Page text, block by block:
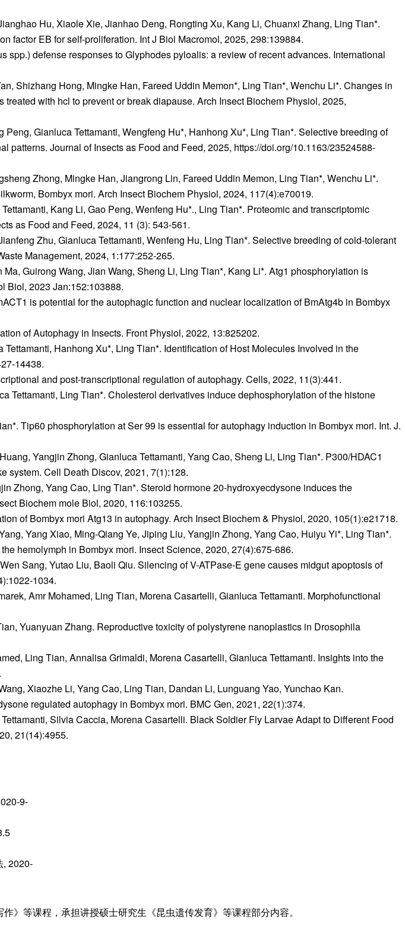
Hu, Xiaole Xie, Jianhao Deng, Rongting Xu, Kang Li, Chuanxi Zhang, Ling Tian*.
factor EB for self-proliferation. Int J Biol Macromol, 2025, 298:139884.
defense responses to Glyphodes pyloalis: a review of recent advances. International
Shizhang Hong, Mingke Han, Fareed Uddin Memon*, Ling Tian*, Wenchu Li*. Changes in
with hcl to prevent or break diapause. Arch Insect Biochem Physiol, 2025,
Gianluca Tettamanti, Wengfeng Hu*, Hanhong Xu*, Ling Tian*. Selective breeding of
Journal of Insects as Food and Feed, 2025, https://doi.org/10.1163/23524588-
Zhong, Mingke Han, Jiangrong Lin, Fareed Uddin Memon, Ling Tian*, Wenchu Li*.
Bombyx mori. Arch Insect Biochem Physiol, 2024, 117(4):e70019.
Kang Li, Gao Peng, Wenfeng Hu*., Ling Tian*. Proteomic and transcriptomic
as Food and Feed, 2024, 11 (3): 543-561.
Zhu, Gianluca Tettamanti, Wenfeng Hu, Ling Tian*. Selective breeding of cold-tolerant
Management, 2024, 1:177:252-265.
Guirong Wang, Jian Wang, Sheng Li, Ling Tian*, Kang Li*. Atg1 phosphorylation is
Biol, 2023 Jan:152:103888.
is potential for the autophagic function and nuclear localization of BmAtg4b in Bombyx
of Autophagy in Insects. Front Physiol, 2022, 13:825202.
Hanhong Xu*, Ling Tian*. Identification of Host Molecules Involved in the
14438.
and post-transcriptional regulation of autophagy. Cells, 2022, 11(3):441.
Tettamanti, Ling Tian*. Cholesterol derivatives induce dephosphorylation of the histone
Tip60 phosphorylation at Ser 99 is essential for autophagy induction in Bombyx mori. Int. J.
Yangjin Zhong, Gianluca Tettamanti, Yang Cao, Sheng Li, Ling Tian*. P300/HDAC1
system. Cell Death Discov, 2021, 7(1):128.
Zhong, Yang Cao, Ling Tian*. Steroid hormone 20-hydroxyecdysone induces the
Biochem mole Biol, 2020, 116:103255.
of Bombyx mori Atg13 in autophagy. Arch Insect Biochem & Physiol, 2020, 105(1):e21718.
Yang Xiao, Ming-Qiang Ye, Jiping Liu, Yangjin Zhong, Yang Cao, Huiyu Yi*, Ling Tian*.
hemolymph in Bombyx mori. Insect Science, 2020, 27(4):675-686.
Sang, Yutao Liu, Baoli Qiu. Silencing of V-ATPase-E gene causes midgut apoptosis of
1034.
Amr Mohamed, Ling Tian, Morena Casartelli, Gianluca Tettamanti. Morphofunctional
Yuanyuan Zhang. Reproductive toxicity of polystyrene nanoplastics in Drosophila
Ling Tian, Annalisa Grimaldi, Morena Casartelli, Gianluca Tettamanti. Insights into the
Xiaozhe Li, Yang Cao, Ling Tian, Dandan Li, Lunguang Yao, Yunchao Kan.
regulated autophagy in Bombyx mori. BMC Gen, 2021, 22(1):374.
Silvia Caccia, Morena Casartelli. Black Soldier Fly Larvae Adapt to Different Food
21(14):4955.
9-
, 2020-
》等课程，承担讲授硕士研究生《昆虫遗传发育》等课程部分内容。